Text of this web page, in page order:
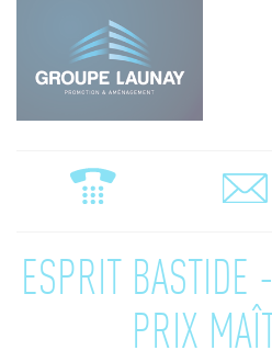
ESPRIT BASTIDE
PRIX